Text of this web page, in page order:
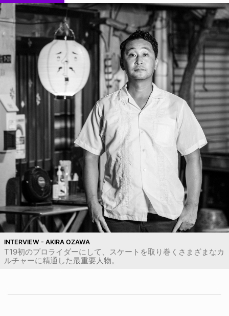
INTERVIEW - AKIRA OZAWA
T19初のプロライダーにして、スケートを取り巻くさまざまなカ
ルチャーに精通した最重要人物。